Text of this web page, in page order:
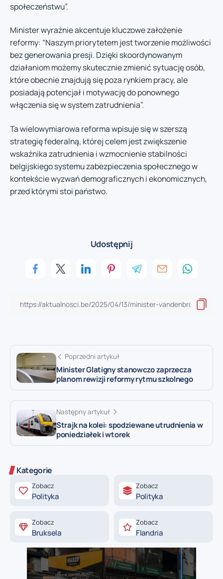
społeczeństwu”.
Minister wyraźnie akcentuje kluczowe założenie
reformy: “Naszym priorytetem jest tworzenie możliwości
bez generowania presji. Dzięki skoordynowanym
działaniom możemy skutecznie zmienić sytuację osób,
które obecnie znajdują się poza rynkiem pracy, ale
posiadają potencjał i motywację do ponownego
włączenia się w system zatrudnienia”.
Ta wielowymiarowa reforma wpisuje się w szerszą
strategię federalną, której celem jest zwiększenie
wskaźnika zatrudnienia i wzmocnienie stabilności
belgijskiego systemu zabezpieczenia społecznego w
kontekście wyzwań demograficznych i ekonomicznych,
przed którymi stoi państwo.
Udostępnij
Poprzedni artykuł
Minister Glatigny stanowczo zaprzecza
planom rewizji reformy rytmu szkolnego
Następny artykuł
Strajk na kolei: spodziewane utrudnienia w
poniedziałek i wtorek
Kategorie
Zobacz
Polityka
Zobacz
Polityka
Zobacz
Bruksela
Zobacz
Flandria